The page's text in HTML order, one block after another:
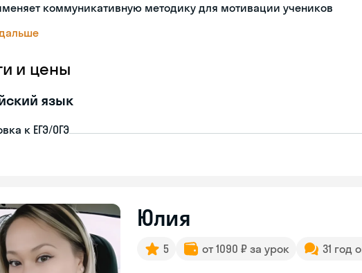
коммуникативную методику для мотивации учеников
и цены
язык
к ЕГЭ/ОГЭ
Юлия
5 от 1090 ₽ за урок 31 год